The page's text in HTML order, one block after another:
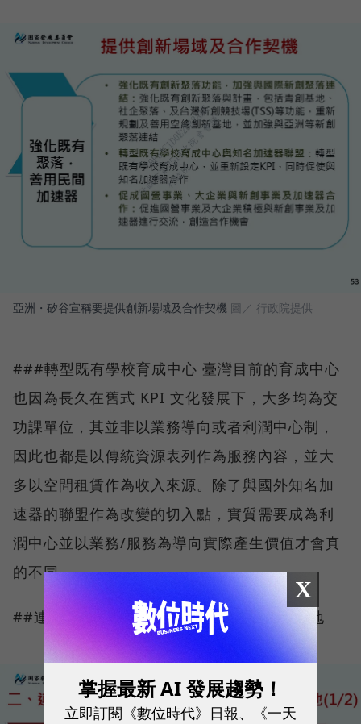
亞洲・矽谷宣稱要提供創新場域及合作契機 圖／ 行政院提供
###轉型既有學校育成中心 臺灣目前的育成中心
也因為長久在舊式 KPI 文化發展下，大多均為交
功課單位，其並非以業務導向或者利潤中心制，
因此也都是以傳統資源表列作為服務內容，並大
多以空間租賃作為收入來源。除了與國外知名加
速器的聯盟作為改變的切入點，實質需要成為利
潤中心並以業務/服務為導向實際產生價值才會真
的不同。
##連結矽谷等國際研發能量建立創新研發基地
X
掌握最新 AI 發展趨勢！
立即訂閱《數位時代》日報、《一天